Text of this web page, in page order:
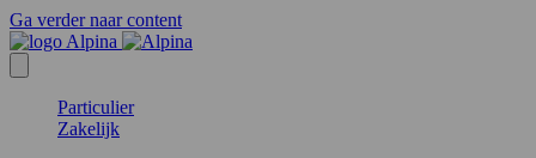
Ga verder naar content
Particulier
Zakelijk